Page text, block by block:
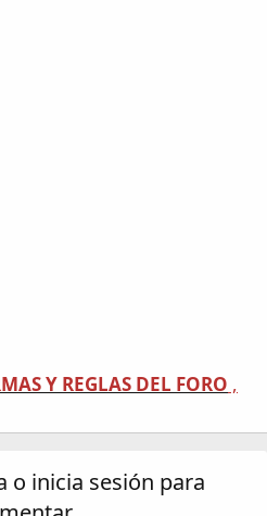
Y REGLAS DEL FORO ,
o inicia sesión para